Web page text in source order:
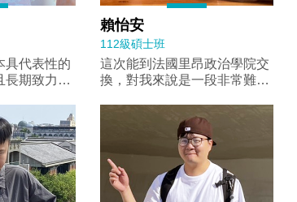
具代表性的
長期致力於
交流合作關
才的跨國流
我修習了當
專業課程，
日本外交
研究指導、
賴怡安
112級碩士班
這次能到法國里昂政治學院交
換，對我來說是一段非常難得
此能夠實際到法國生活與學
習，讓我對自己長期研究的議
題有了更具體而深刻的理解。
課堂上我修習了與民粹主義及
英國脫歐相關的課程，透過不